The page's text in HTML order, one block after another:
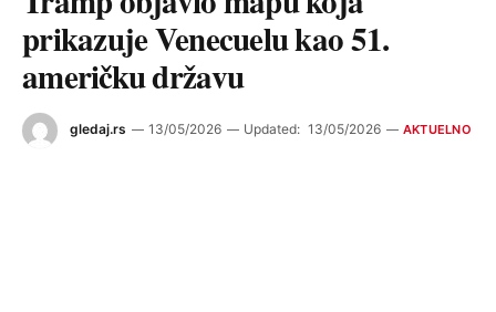
prikazuje Venecuelu kao 51.
američku državu
gledaj.rs 13/05/2026 Updated: 13/05/2026 AKTUELNO